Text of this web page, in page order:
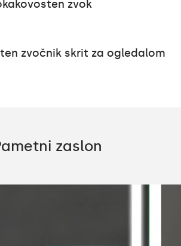
zvok
zvočnik skrit za ogledalom
zaslon